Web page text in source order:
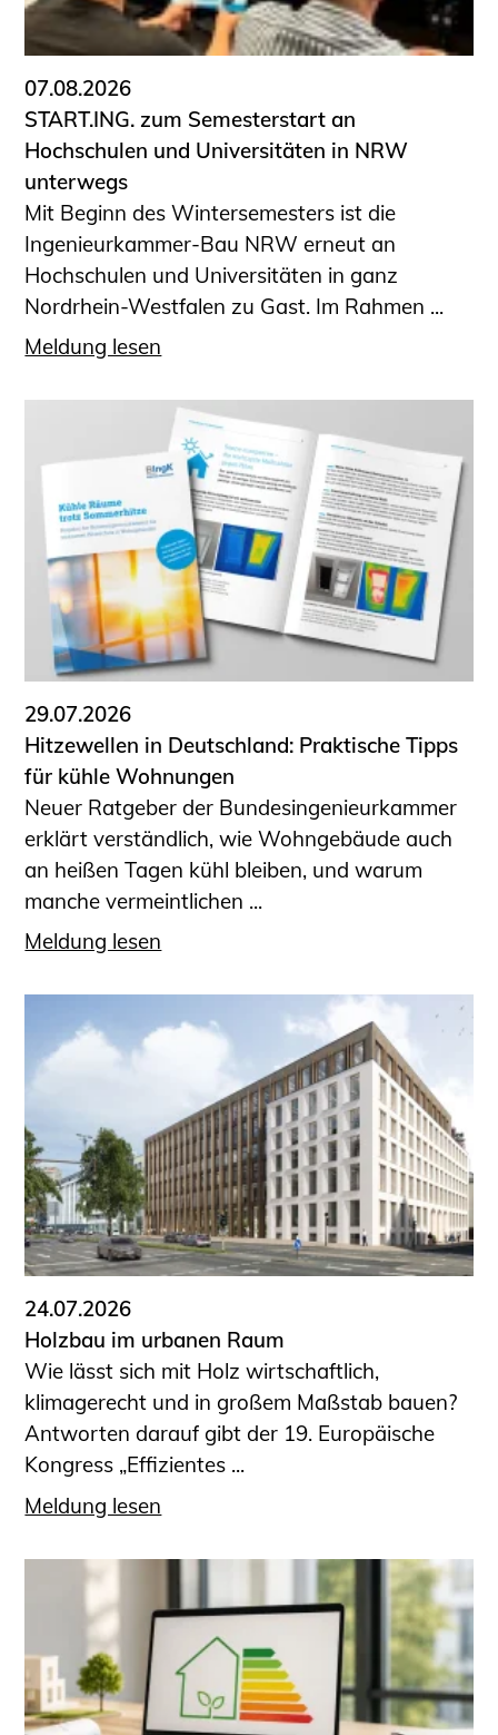
Informationen für Fortbildungsträger
Anträge, Anzeigen, Formulare
Fortbildung/Seminare
Informationen für Ingenieurinnen
und Ingenieure
Recht
Planungswettbewerbe
Publikationen
Stellenbörse
Öffentlich bestellte und vereidigte
Prüfsachverständige
Qualifizierte Tragwerksplaner/-innen
Bauvorlageberechtigte
Sachkundige für Zustands- und
Funktionsprüfung privater
Abwasserleitungen
Vereinbarungen mit
Ingenieurkammern
Büronachfolge
Zusatzqualifikationen
Geschützter Bereich
Informationen für Auftraggeber und
Verbraucher
Ingenieursuche (Mitglieder der IK-Bau
NRW)
Fachlisten
Bauherren-ABC
Projekte für Schülerinnen und Schüler
START.ING. Das Studierenden Praxis-
Wissenswertes für Studierende
Wettbewerbe für Studierende
BLING.BLING.
Kammer Newsletter
Presse
Kontakt und Anfahrt
Impressum
Datenschutz
Ingenieurakademie West
07.08.2026
START.ING. zum Semesterstart an
Hochschulen und Universitäten in NRW
unterwegs
Mit Beginn des Wintersemesters ist die
Ingenieurkammer-Bau NRW erneut an
Hochschulen und Universitäten in ganz
Nordrhein-Westfalen zu Gast. Im Rahmen ...
Meldung lesen
29.07.2026
Hitzewellen in Deutschland: Praktische Tipps
für kühle Wohnungen
Neuer Ratgeber der Bundesingenieurkammer
erklärt verständlich, wie Wohngebäude auch
an heißen Tagen kühl bleiben, und warum
manche vermeintlichen ...
Meldung lesen
24.07.2026
Holzbau im urbanen Raum
Wie lässt sich mit Holz wirtschaftlich,
klimagerecht und in großem Maßstab bauen?
Antworten darauf gibt der 19. Europäische
Kongress „Effizientes ...
Meldung lesen